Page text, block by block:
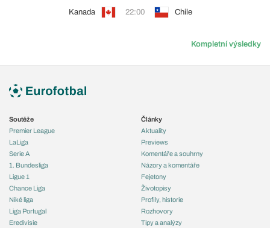
Kanada 22:00 Chile
Kompletní výsledky
Soutěže
Premier League
LaLiga
Serie A
1. Bundesliga
Ligue 1
Chance Liga
Niké liga
Liga Portugal
Eredivisie
Články
Aktuality
Previews
Komentáře a souhrny
Názory a komentáře
Fejetony
Životopisy
Profily, historie
Rozhovory
Tipy a analýzy